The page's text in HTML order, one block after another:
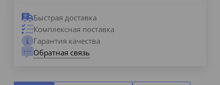
Быстрая доставка
Комплексная поставка
Гарантия качества
Обратная связь